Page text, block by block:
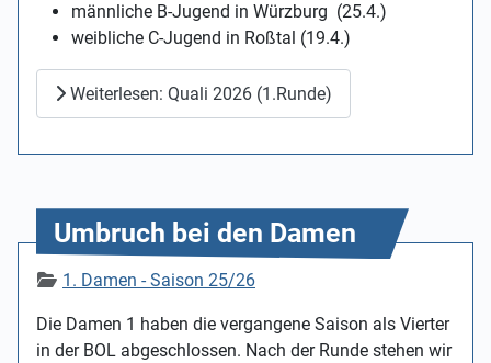
männliche B-Jugend in Würzburg (25.4.)
weibliche C-Jugend in Roßtal (19.4.)
Weiterlesen: Quali 2026 (1.Runde)
Umbruch bei den Damen
Details1. Damen - Saison 25/26
Die Damen 1 haben die vergangene Saison als Vierter
in der BOL abgeschlossen. Nach der Runde stehen wir